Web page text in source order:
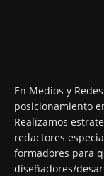
En Medios y
posicionamiento
Realizamos
redactores
formadores para
diseñadores/